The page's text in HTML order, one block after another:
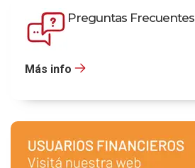
Preguntas Frecuentes
Más info